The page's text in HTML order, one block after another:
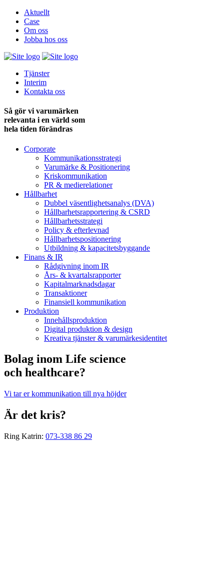
Aktuellt
Case
Om oss
Jobba hos oss
Tjänster
Interim
Kontakta oss
Så gör vi varumärken
relevanta i en värld som
hela tiden förändras
Corporate
Kommunikationsstrategi
Varumärke & Positionering
Kriskommunikation
PR & medie­relationer
Hållbarhet
Dubbel väsentlighets­analys (DVA)
Hållbarhets­rapportering & CSRD
Hållbarhets­strategi
Policy & efterlevnad
Hållbarhets­positionering
Utbildning & kapacitetsbyggande
Finans & IR
Rådgivning inom IR
Års- & kvartalsrapporter
Kapitalmarknadsdagar
Transaktioner
Finansiell kommunikation
Produktion
Innehållsproduktion
Digital produktion & design
Kreativa tjänster & varumärkesidentitet
Bolag inom Life science
och healthcare?
Vi tar er kommunikation till nya höjder
Är det kris?
Ring Katrin: 073-338 86 29